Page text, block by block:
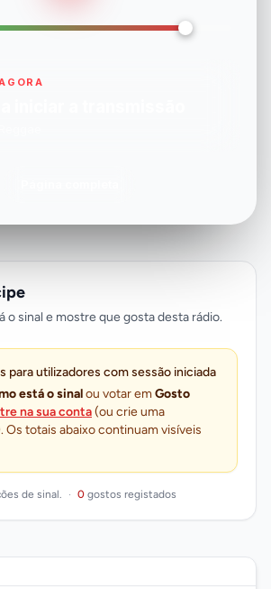
o sinal e mostre que gosta desta rádio.
para utilizadores com sessão iniciada
está o sinalou votar emGosto
na sua conta(ou crie uma
Os totais abaixo continuam visíveis
de sinal. · 0 gostos registados